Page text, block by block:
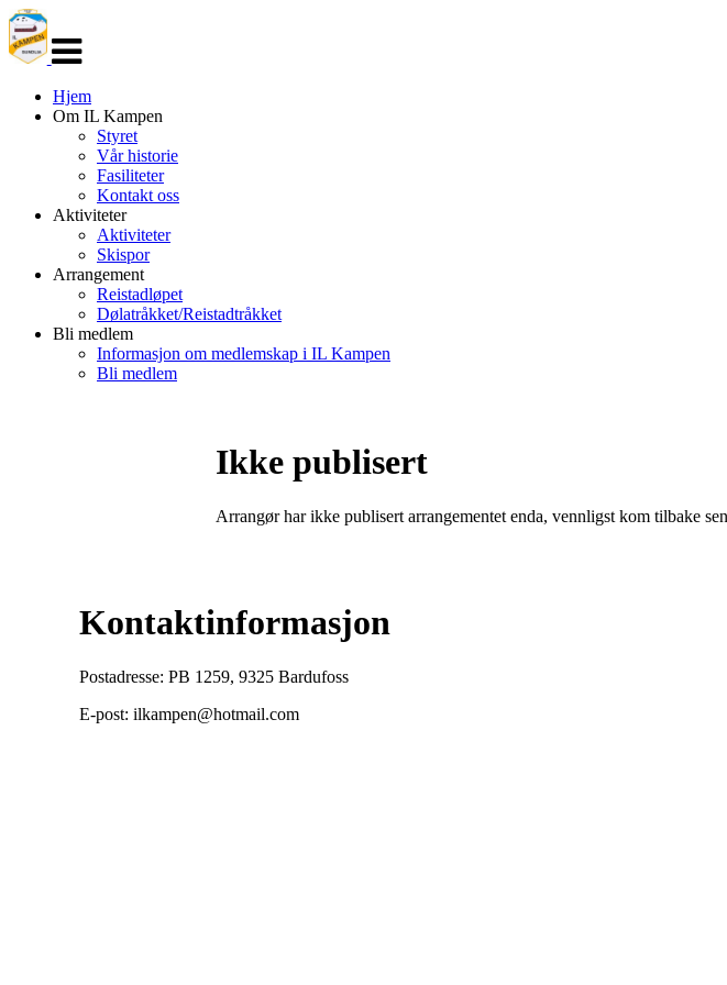
navigasjon
Hjem
Om IL Kampen
Styret
Vår historie
Fasiliteter
Kontakt oss
Aktiviteter
Aktiviteter
Skispor
Arrangement
Reistadløpet
Dølatråkket/Reistadtråkket
Bli medlem
Informasjon om medlemskap i IL Kampen
Bli medlem
Ikke publisert
Arrangør har ikke publisert arrangementet enda, vennligst kom tilbake
Kontaktinformasjon
Postadresse: PB 1259, 9325 Bardufoss
E-post: ilkampen@hotmail.com